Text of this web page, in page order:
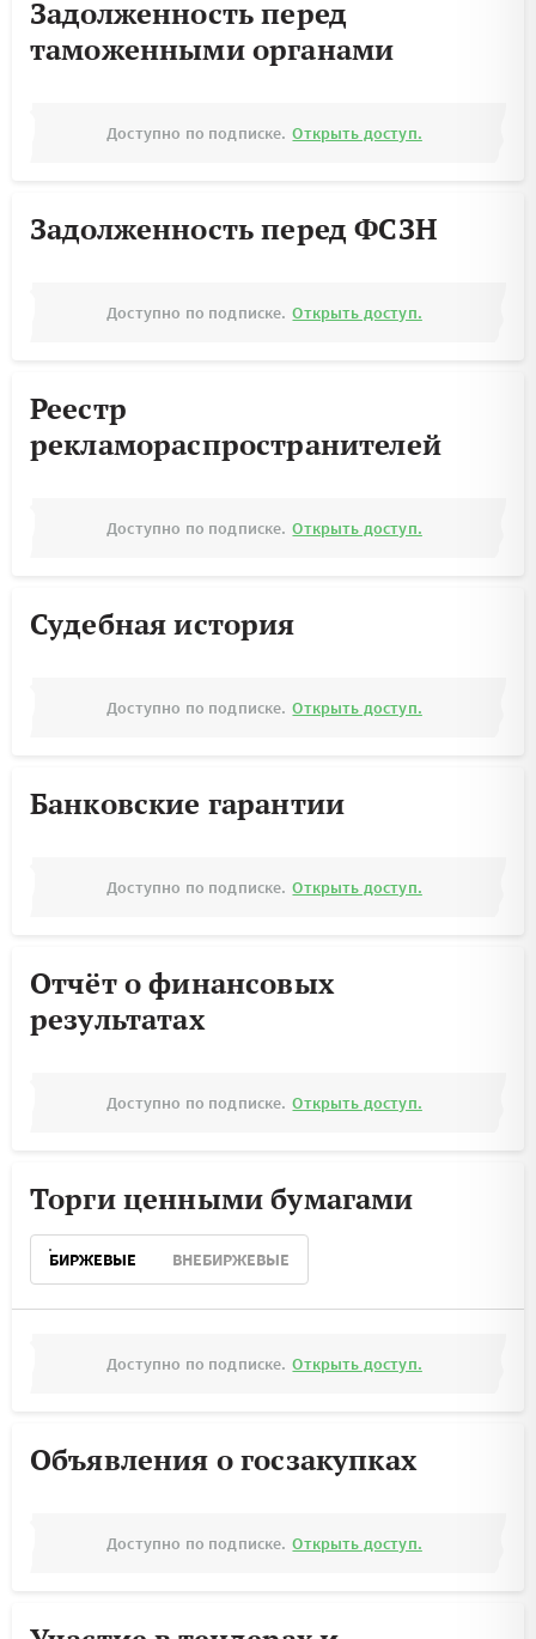
Задолженность перед
таможенными органами
Доступно по подписке. Открыть доступ.
Задолженность перед ФСЗН
Доступно по подписке. Открыть доступ.
Реестр
рекламораспространителей
Доступно по подписке. Открыть доступ.
Судебная история
Доступно по подписке. Открыть доступ.
Банковские гарантии
Доступно по подписке. Открыть доступ.
Отчёт о финансовых
результатах
Доступно по подписке. Открыть доступ.
Торги ценными бумагами
БИРЖЕВЫЕ ВНЕБИРЖЕВЫЕ
Доступно по подписке. Открыть доступ.
Объявления о госзакупках
Доступно по подписке. Открыть доступ.